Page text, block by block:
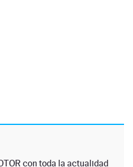
con toda la actualidad